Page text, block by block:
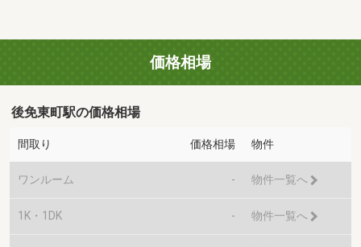
価格相場
後免東町駅の価格相場
間取り 価格相場 物件
ワンルーム - 物件一覧へ
1K・1DK - 物件一覧へ